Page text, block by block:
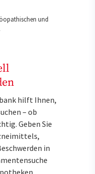
und
hilft Ihnen,
– ob
Geben Sie
in